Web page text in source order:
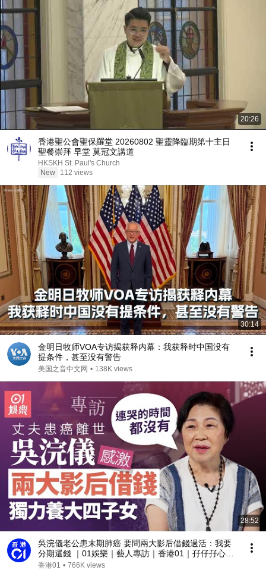
20:26
香港聖公會聖保羅堂 20260802 聖靈降臨期第十主日
聖餐崇拜 早堂 莫冠文講道
HKSKH St. Paul's Church
New
112 views
30:14
金明日牧师VOA专访揭获释内幕：我获释时中国没有
提条件，甚至没有警告
美国之音中文网 • 138K views
28:52
吳浣儀老公患末期肺癌 要問兩大影后借錢過活：我要
分期還錢 ｜01娛樂｜藝人專訪｜香港01｜孖仔孖心肝
｜人在邊緣｜黎明｜方剛｜周星馳｜
香港01 • 766K views